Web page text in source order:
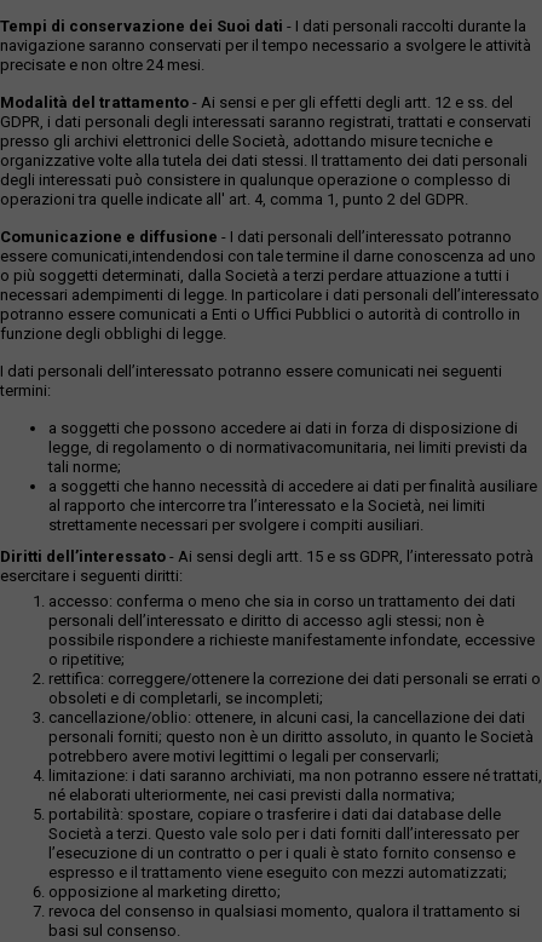
Tempi di conservazione dei Suoi dati - I dati personali raccolti durante la
navigazione saranno conservati per il tempo necessario a svolgere le attività
precisate e non oltre 24 mesi.
Modalità del trattamento - Ai sensi e per gli effetti degli artt. 12 e ss. del
GDPR, i dati personali degli interessati saranno registrati, trattati e conservati
presso gli archivi elettronici delle Società, adottando misure tecniche e
organizzative volte alla tutela dei dati stessi. Il trattamento dei dati personali
degli interessati può consistere in qualunque operazione o complesso di
operazioni tra quelle indicate all' art. 4, comma 1, punto 2 del GDPR.
Comunicazione e diffusione - I dati personali dell’interessato potranno
essere comunicati,intendendosi con tale termine il darne conoscenza ad uno
o più soggetti determinati, dalla Società a terzi perdare attuazione a tutti i
necessari adempimenti di legge. In particolare i dati personali dell’interessato
potranno essere comunicati a Enti o Uffici Pubblici o autorità di controllo in
funzione degli obblighi di legge.
I dati personali dell’interessato potranno essere comunicati nei seguenti
termini:
a soggetti che possono accedere ai dati in forza di disposizione di
legge, di regolamento o di normativacomunitaria, nei limiti previsti da
tali norme;
a soggetti che hanno necessità di accedere ai dati per finalità ausiliare
al rapporto che intercorre tra l’interessato e la Società, nei limiti
strettamente necessari per svolgere i compiti ausiliari.
Diritti dell’interessato - Ai sensi degli artt. 15 e ss GDPR, l’interessato potrà
esercitare i seguenti diritti:
accesso: conferma o meno che sia in corso un trattamento dei dati
personali dell’interessato e diritto di accesso agli stessi; non è
possibile rispondere a richieste manifestamente infondate, eccessive
o ripetitive;
rettifica: correggere/ottenere la correzione dei dati personali se errati o
obsoleti e di completarli, se incompleti;
cancellazione/oblio: ottenere, in alcuni casi, la cancellazione dei dati
personali forniti; questo non è un diritto assoluto, in quanto le Società
potrebbero avere motivi legittimi o legali per conservarli;
limitazione: i dati saranno archiviati, ma non potranno essere né trattati,
né elaborati ulteriormente, nei casi previsti dalla normativa;
portabilità: spostare, copiare o trasferire i dati dai database delle
Società a terzi. Questo vale solo per i dati forniti dall’interessato per
l’esecuzione di un contratto o per i quali è stato fornito consenso e
espresso e il trattamento viene eseguito con mezzi automatizzati;
opposizione al marketing diretto;
revoca del consenso in qualsiasi momento, qualora il trattamento si
basi sul consenso.